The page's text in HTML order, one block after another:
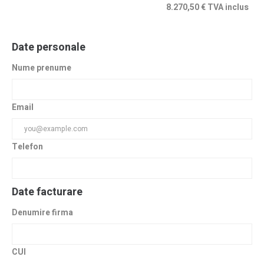
8.270,50 € TVA inclus
Date personale
Nume prenume
Email
Telefon
Date facturare
Denumire firma
CUI